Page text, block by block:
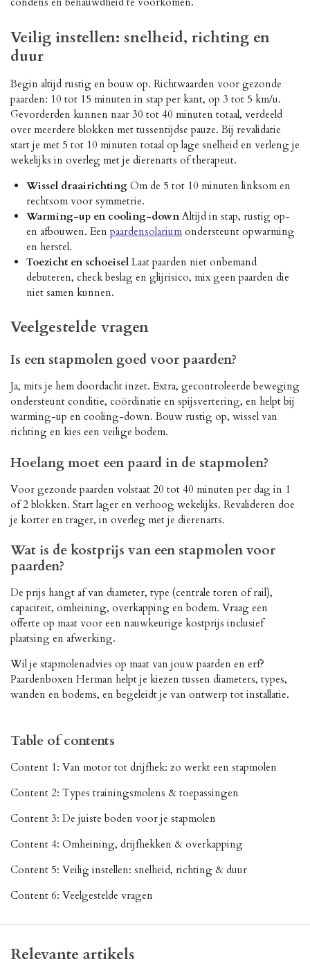
Veilig instellen: snelheid, richting en
duur
Begin altijd rustig en bouw op. Richtwaarden voor gezonde
paarden: 10 tot 15 minuten in stap per kant, op 3 tot 5 km/u.
Gevorderden kunnen naar 30 tot 40 minuten totaal, verdeeld
over meerdere blokken met tussentijdse pauze. Bij revalidatie
start je met 5 tot 10 minuten totaal op lage snelheid en verleng je
wekelijks in overleg met je dierenarts of therapeut.
Wissel draairichtingOm de 5 tot 10 minuten linksom en
rechtsom voor symmetrie.
Warming-up en cooling-downAltijd in stap, rustig op-
en afbouwen. Een paardensolariumondersteunt opwarming
en herstel.
Toezicht en schoeiselLaat paarden niet onbemand
debuteren, check beslag en glijrisico, mix geen paarden die
niet samen kunnen.
Veelgestelde vragen
Is een stapmolen goed voor paarden?
Ja, mits je hem doordacht inzet. Extra, gecontroleerde beweging
ondersteunt conditie, coördinatie en spijsvertering, en helpt bij
warming-up en cooling-down. Bouw rustig op, wissel van
richting en kies een veilige bodem.
Hoelang moet een paard in de stapmolen?
Voor gezonde paarden volstaat 20 tot 40 minuten per dag in 1
of 2 blokken. Start lager en verhoog wekelijks. Revalideren doe
je korter en trager, in overleg met je dierenarts.
Wat is de kostprijs van een stapmolen voor
paarden?
De prijs hangt af van diameter, type (centrale toren of rail),
capaciteit, omheining, overkapping en bodem. Vraag een
offerte op maat voor een nauwkeurige kostprijs inclusief
plaatsing en afwerking.
Wil je stapmolenadvies op maat van jouw paarden en erf?
Paardenboxen Herman helpt je kiezen tussen diameters, types,
wanden en bodems, en begeleidt je van ontwerp tot installatie.
Table of contents
Content 1: Van motor tot drijfhek: zo werkt een stapmolen
Content 2: Types trainingsmolens & toepassingen
Content 3: De juiste boden voor je stapmolen
Content 4: Omheining, drijfhekken & overkapping
Content 5: Veilig instellen: snelheid, richting & duur
Content 6: Veelgestelde vragen
Relevante artikels